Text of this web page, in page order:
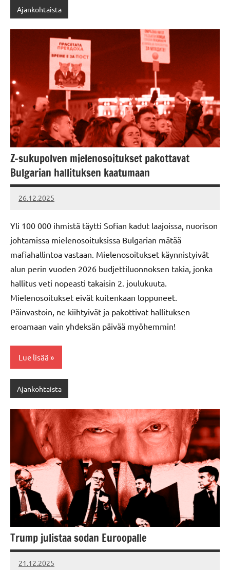
Ajankohtaista
Z-sukupolven mielenosoitukset pakottavat
Bulgarian hallituksen kaatumaan
26.12.2025
Vallankumous
Yli 100 000 ihmistä täytti Sofian kadut laajoissa, nuorison
johtamissa mielenosoituksissa Bulgarian mätää
mafiahallintoa vastaan. Mielenosoitukset käynnistyivät
alun perin vuoden 2026 budjettiluonnoksen takia, jonka
hallitus veti nopeasti takaisin 2. joulukuuta.
Mielenosoitukset eivät kuitenkaan loppuneet.
Päinvastoin, ne kiihtyivät ja pakottivat hallituksen
eroamaan vain yhdeksän päivää myöhemmin!
Lue lisää
Ajankohtaista
Trump julistaa sodan Euroopalle
21.12.2025